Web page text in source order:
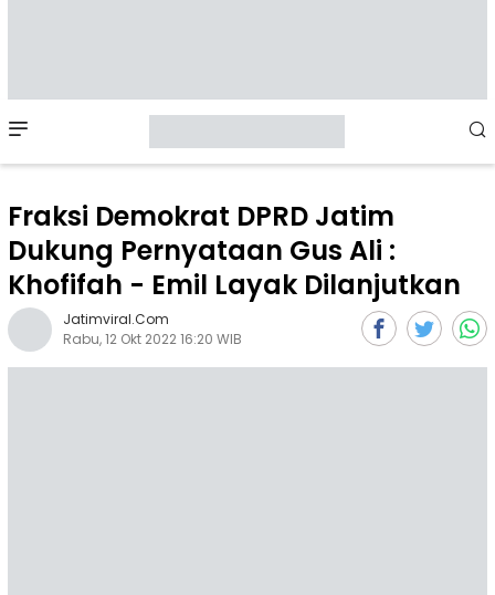
Menu
Fraksi Demokrat DPRD Jatim
Dukung Pernyataan Gus Ali :
Khofifah - Emil Layak Dilanjutkan
Jatimviral.com
Rabu, 12 Okt 2022 16:20 WIB